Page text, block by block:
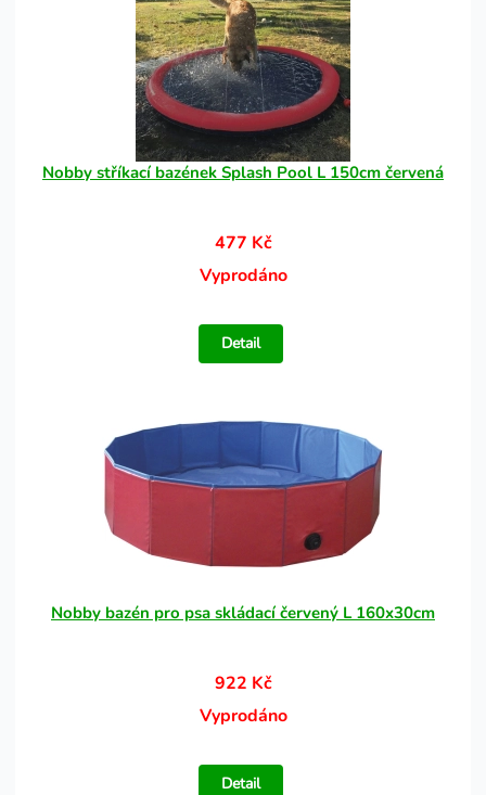
Nobby stříkací bazének Splash Pool L 150cm červená
477 Kč
Vyprodáno
Detail
Nobby bazén pro psa skládací červený L 160x30cm
922 Kč
Vyprodáno
Detail